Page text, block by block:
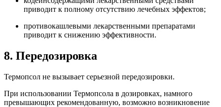
приводит к полному отсутствию лечебных эффектов;
противокашлевыми лекарственными препаратами
приводит к снижению эффективности.
8. Передозировка
Термопсол не вызывает серьезной передозировки.
При использовании Термопсола в дозировках, намного
превышающих рекомендованную, возможно возникновение